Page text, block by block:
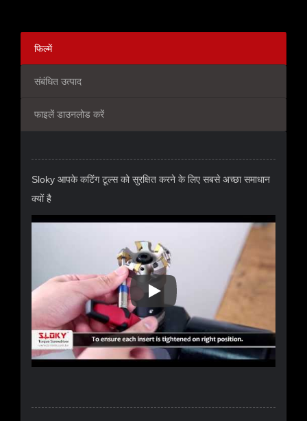
फिल्में
संबंधित उत्पाद
फाइलें डाउनलोड करें
Sloky आपके कटिंग टूल्स को सुरक्षित करने के लिए सबसे अच्छा समाधान
क्यों है
Sloky आपके कटिंग टूल्स को सुरक्षित